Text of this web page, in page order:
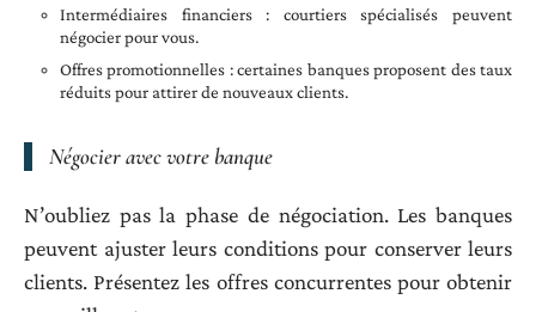
Intermédiaires financiers : courtiers spécialisés peuvent
négocier pour vous.
Offres promotionnelles : certaines banques proposent des taux
réduits pour attirer de nouveaux clients.
Négocier avec votre banque
N’oubliez pas la phase de négociation. Les banques
peuvent ajuster leurs conditions pour conserver leurs
clients. Présentez les offres concurrentes pour obtenir